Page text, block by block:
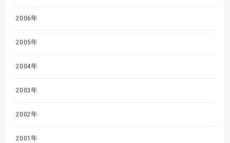
2006年
2005年
2004年
2003年
2002年
2001年